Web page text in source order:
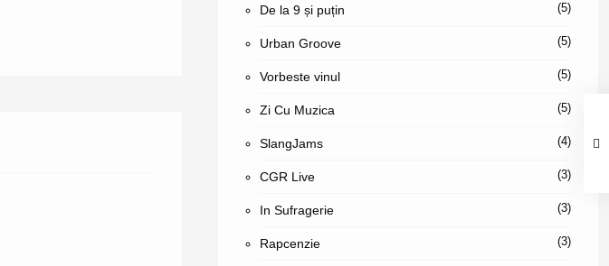
De la 9 și puțin (5)
Urban Groove (5)
Vorbeste vinul (5)
Zi Cu Muzica (5)
SlangJams (4)
CGR Live (3)
In Sufragerie (3)
Rapcenzie (3)